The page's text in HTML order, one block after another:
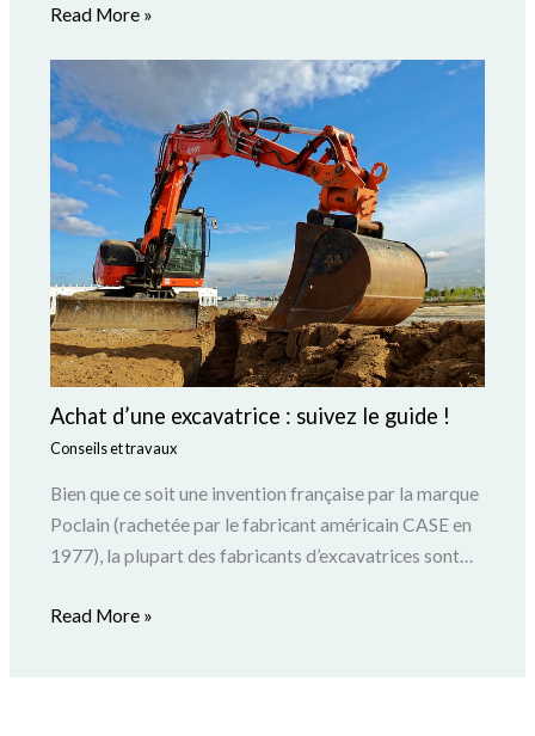
Read More »
Achat d’une excavatrice : suivez le guide !
Conseils et travaux
Bien que ce soit une invention française par la marque
Poclain (rachetée par le fabricant américain CASE en
1977), la plupart des fabricants d’excavatrices sont…
Read More »